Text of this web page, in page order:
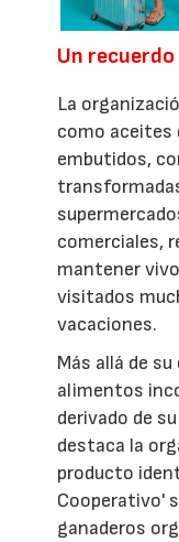
Un
La
como aceites
embutidos,
comerciales,
mantener
visitados
vacaciones.
Más allá de
alimentos
derivado de
destaca la
producto
Cooperativo'
ganaderos